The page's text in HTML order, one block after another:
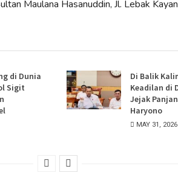
Maulana Hasanuddin, Jl. Lebak
di Dunia
Sigit
Di Balik
Keadilan di
Jejak
Haryono
MAY 31, 2026